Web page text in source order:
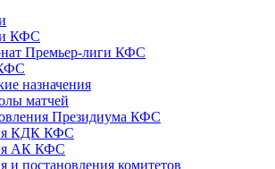
КФС
Премьер-лиги КФС
назначения
матчей
Президиума КФС
КДК КФС
АК КФС
и постановления комитетов